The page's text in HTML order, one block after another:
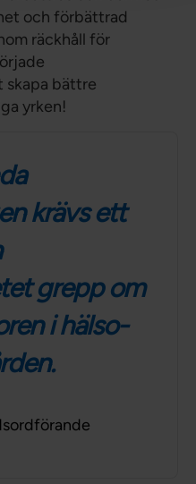
och förbättrad
räckhåll för
skapa bättre
yrken!
krävs ett
grepp om
i hälso-